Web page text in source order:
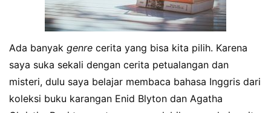
Ada banyak genre cerita yang bisa kita pilih. Karena
saya suka sekali dengan cerita petualangan dan
misteri, dulu saya belajar membaca bahasa Inggris dari
koleksi buku karangan Enid Blyton dan Agatha